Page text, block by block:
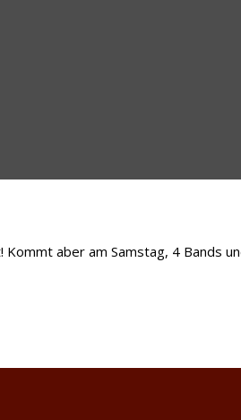
aber am Samstag, 4 Bands